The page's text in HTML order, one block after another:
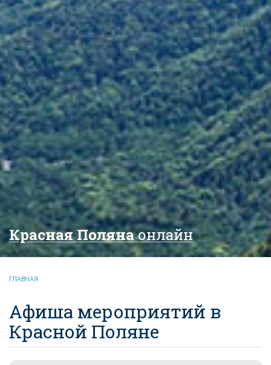
Красная Полянаонлайн
ГЛАВНАЯ
Афиша мероприятий в
Красной Поляне